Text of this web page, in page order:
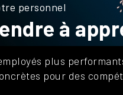
personnel
à
plus
pour des